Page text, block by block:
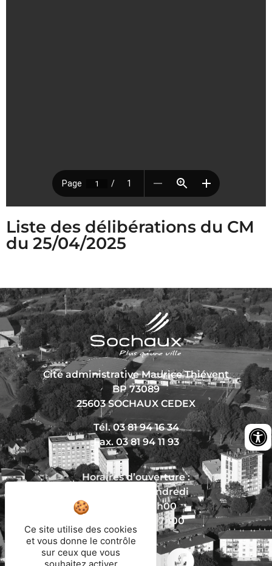
Liste des délibérations du CM
du 25/04/2025
Cité administrative Maurice Thiévent
BP 73089
25603 SOCHAUX CEDEX
Tél. 03 81 94 16 34
Fax. 03 81 94 11 93
Horaires d’ouverture :
Du lundi au vendredi
De 8h30 à 12h00
Et de 13h30 à 17h00
Ce site utilise des cookies
et vous donne le contrôle
sur ceux que vous